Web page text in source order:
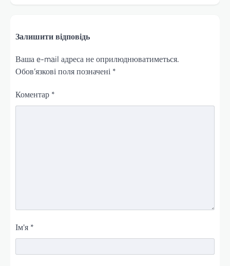
Залишити відповідь
Ваша e-mail адреса не оприлюднюватиметься.
Обов’язкові поля позначені *
Коментар *
Ім'я *